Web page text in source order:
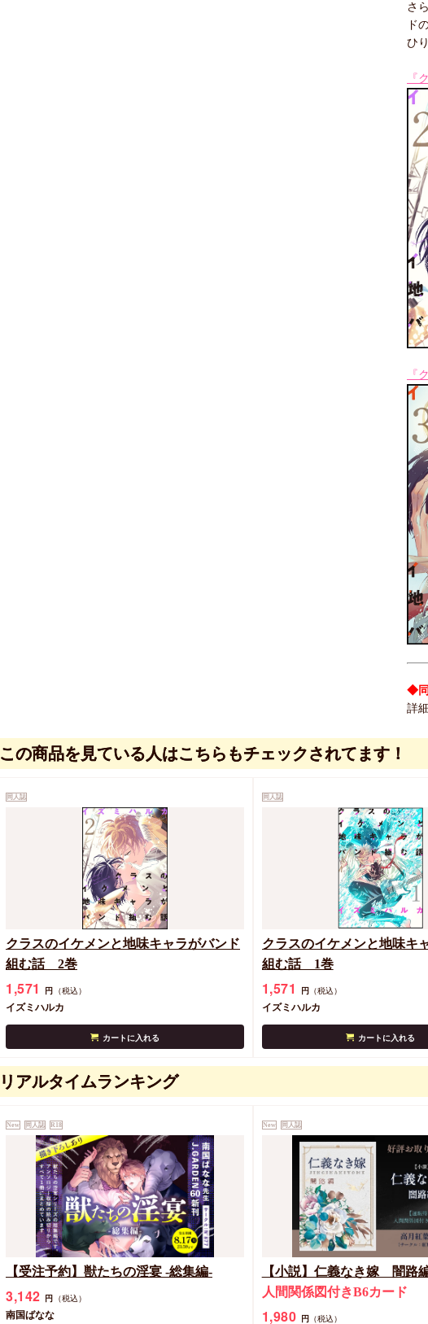
さ
ド
ひ
『
『
◆同
詳
この商品を見ている人はこちらもチェックされてます！
同人誌
クラスのイケメンと地味キャラがバンド
組む話 2巻
1,571 円 （税込）
イズミハルカ
カートに入れる
同人誌
クラスのイケメンと地味キ
組む話 1巻
1,571 円 （税込）
イズミハルカ
カートに入れる
リアルタイムランキング
New 同人誌 R18
【受注予約】獣たちの淫宴 -総集編-
3,142 円 （税込）
南国ばなな
New 同人誌
【小説】仁義なき嫁 闇路
人間関係図付きB6カード
1,980 円 （税込）